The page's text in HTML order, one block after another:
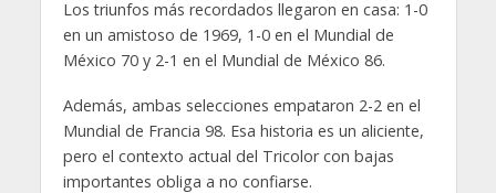
Los triunfos más recordados llegaron en casa: 1-0
en un amistoso de 1969, 1-0 en el Mundial de
México 70 y 2-1 en el Mundial de México 86.
Además, ambas selecciones empataron 2-2 en el
Mundial de Francia 98. Esa historia es un aliciente,
pero el contexto actual del Tricolor con bajas
importantes obliga a no confiarse.